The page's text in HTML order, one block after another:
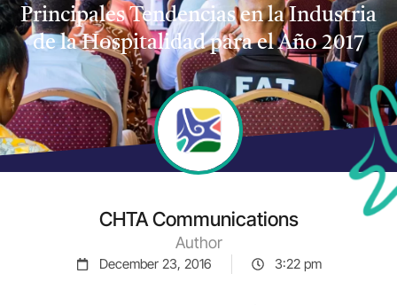
Principales Tendencias en la Industria
de la Hospitalidad para el Año 2017
CHTA Communications
Author
December 23, 2016 3:22 pm